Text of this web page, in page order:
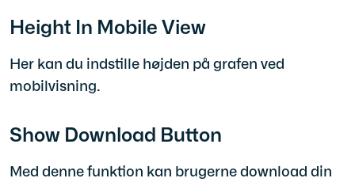
Height In Mobile View
Her kan du indstille højden på grafen ved
mobilvisning.
Show Download Button
Med denne funktion kan brugerne download din